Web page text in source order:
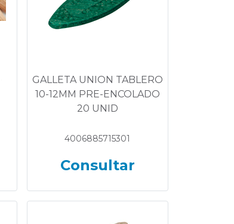
GALLETA UNION TABLERO
10-12MM PRE-ENCOLADO
20 UNID
4006885715301
Consultar